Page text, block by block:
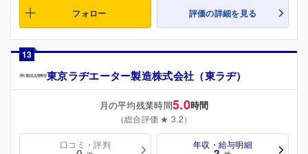
フォロー 評価の詳細を見る
13
東京ラヂエーター製造株式会社（東ラヂ）
月の平均残業時間5.0時間
（総合評価 ★ 3.2）
口コミ・評判 年収・給与明細